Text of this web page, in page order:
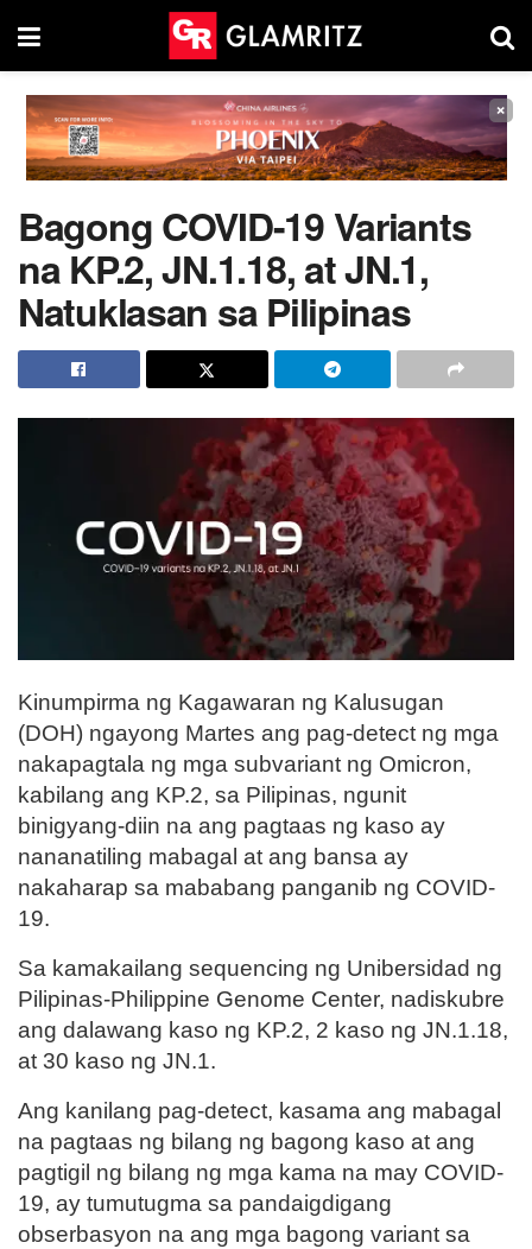
×
Bagong COVID-19 Variants
na KP.2, JN.1.18, at JN.1,
Natuklasan sa Pilipinas
Kinumpirma ng Kagawaran ng Kalusugan
(DOH) ngayong Martes ang pag-detect ng mga
nakapagtala ng mga subvariant ng Omicron,
kabilang ang KP.2, sa Pilipinas, ngunit
binigyang-diin na ang pagtaas ng kaso ay
nananatiling mabagal at ang bansa ay
nakaharap sa mababang panganib ng COVID-
19.
Sa kamakailang sequencing ng Unibersidad ng
Pilipinas-Philippine Genome Center, nadiskubre
ang dalawang kaso ng KP.2, 2 kaso ng JN.1.18,
at 30 kaso ng JN.1.
Ang kanilang pag-detect, kasama ang mabagal
na pagtaas ng bilang ng bagong kaso at ang
pagtigil ng bilang ng mga kama na may COVID-
19, ay tumutugma sa pandaigdigang
obserbasyon na ang mga bagong variant sa